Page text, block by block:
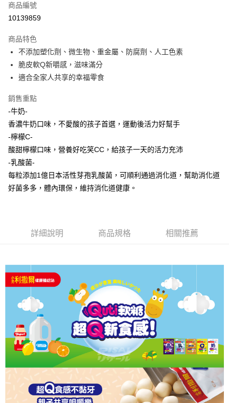
【大哥付你分期使用說明】
1.本服務由台灣大哥大提供，台灣大哥大用戶可立即使用無須另外申請。
流程，驗證手機門號後，選擇欲分期的期數、繳款截止日，確認付款後即完
成交易。
3.實際核准額度、可分期數及費用金額請依後續交易確認頁面所載為準。
4.訂單成立30分鐘內，如未前往確認交易或遇審核未通過，訂單將自動取
法說明評估內容。
1.分期款項不併入電信帳單，「大哥付你分期」於每月結算日後寄送繳費提
醒簡訊。
帳／街口支付／iPASS MONEY」等通路繳費。
【注意事項】
1.本服務係由「台灣大哥大股份有限公司」（以下簡稱本公司）所提供，讓
用戶於交易時，得透過本服務購買商品或服務，並由商店將買賣／分期付款
買賣價金債權讓與本公司後，依約使用本公司帳單繳交帳款。
資料（包含姓名、電話或地址）提供予台灣大哥大進項蒐集、處理及利用，
AFTEE先享後付
【關於「AFTEE先享後付」】
AFTEE先享後付是「在收到商品之後才付款」的支付方式。 讓您購物簡單
便利好安心！
１．簡單：不需註冊會員、不需綁卡、不需儲值。
２．便利：只要手機號碼，簡訊認證，即可結帳。
【「AFTEE先享後付」結帳流程】
１．於結帳方式選擇「AFTEE先享後付」後，將跳轉至「AFTEE先享後付」
結帳頁面，進行簡訊認證並確認金額後，即可完成結帳。
３．收到繳費通知簡訊後14天內，點擊此簡訊中的連結，可透過四大超商／
ATM／網路銀行／等多元方式進行付款，方視為交易完成。
※ 請注意：結帳手續完成當下不需立刻繳費，但若您需要取消訂單，請聯絡
購買商品的店家。未經商家同意取消之訂單仍視為有效，需透過AFTEE先享
後付繳納相關費用。
※ 交易是否成功請以「AFTEE先享後付 」之結帳頁面顯示為準，若有關於
１．透過由恩沛科技股份有限公司提供之「AFTEE先享後付」服務完成之交
３．未成年的使用者請事先徵得法定代理人或監護人之同意方可使用
「AFTEE先享後付」，若未經同意申辦者引起之損失，本公司不負相關責
４．使用「AFTEE先享後付」時，將依據個別帳號之用戶狀況，依本公司即
時審查核予不同之上限額度；若仍有額度不足之情形，本公司將視審查結果
請求用戶進行身份認證。
５．嚴禁一人註冊多個帳號或使用他人資訊註冊。若發現惡意使用之情形，
恩沛科技股份有限公司將有權停止該用戶之使用額度並採取法律行動。
ATM付款
每筆NT$65，滿NT$1,300(含以上)免運費
7-11取貨付款
每筆NT$65，滿NT$1,300(含以上)免運費
宅配
每筆NT$85，滿NT$1,300(含以上)免運費
商品編號
10139859
商品特色
不添加塑化劑、微生物、重金屬、防腐劑、人工色素
脆皮軟Q新嚼感，滋味滿分
適合全家人共享的幸福零食
銷售重點
-牛奶-
香濃牛奶口味，不愛酸的孩子首選，運動後活力好幫手
-檸檬C-
酸甜檸檬口味，營養好吃笑CC，給孩子一天的活力充沛
-乳酸菌-
每粒添加1億日本活性芽孢乳酸菌，可順利通過消化道，幫助消化道
好菌多多，體內環保，維持消化道健康。
詳細說明 商品規格 相關推薦